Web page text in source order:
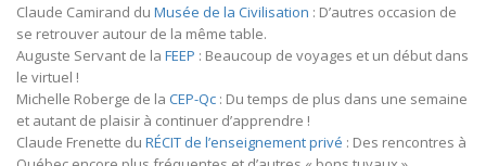
Claude Camirand du Musée de la Civilisation : D’autres occasion de
se retrouver autour de la même table.
Auguste Servant de la FEEP : Beaucoup de voyages et un début dans
le virtuel !
Michelle Roberge de la CEP-Qc : Du temps de plus dans une semaine
et autant de plaisir à continuer d’apprendre !
Claude Frenette du RÉCIT de l’enseignement privé : Des rencontres à